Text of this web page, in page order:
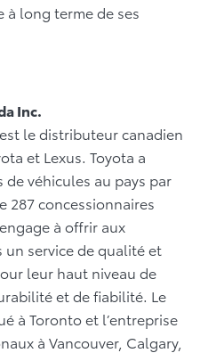
long terme de ses
Inc.
le distributeur canadien
et Lexus. Toyota a
véhicules au pays par
287 concessionnaires
à offrir aux
service de qualité et
leur haut niveau de
et de fiabilité. Le
à Toronto et l’entreprise
à Vancouver, Calgary,